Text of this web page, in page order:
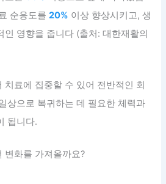
순응도를20% 이상 향상시키고, 생
인 영향을 줍니다 (출처: 대한재활의
치료에 집중할 수 있어 전반적인 회
상으로 복귀하는 데 필요한 체력과
됩니다.
변화를 가져올까요?